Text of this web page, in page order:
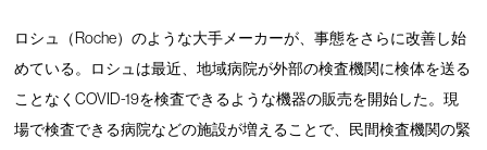
ロシュ（Roche）のような大手メーカーが、事態をさらに改善し始
めている。ロシュは最近、地域病院が外部の検査機関に検体を送る
ことなくCOVID-19を検査できるような機器の販売を開始した。現
場で検査できる病院などの施設が増えることで、民間検査機関の緊